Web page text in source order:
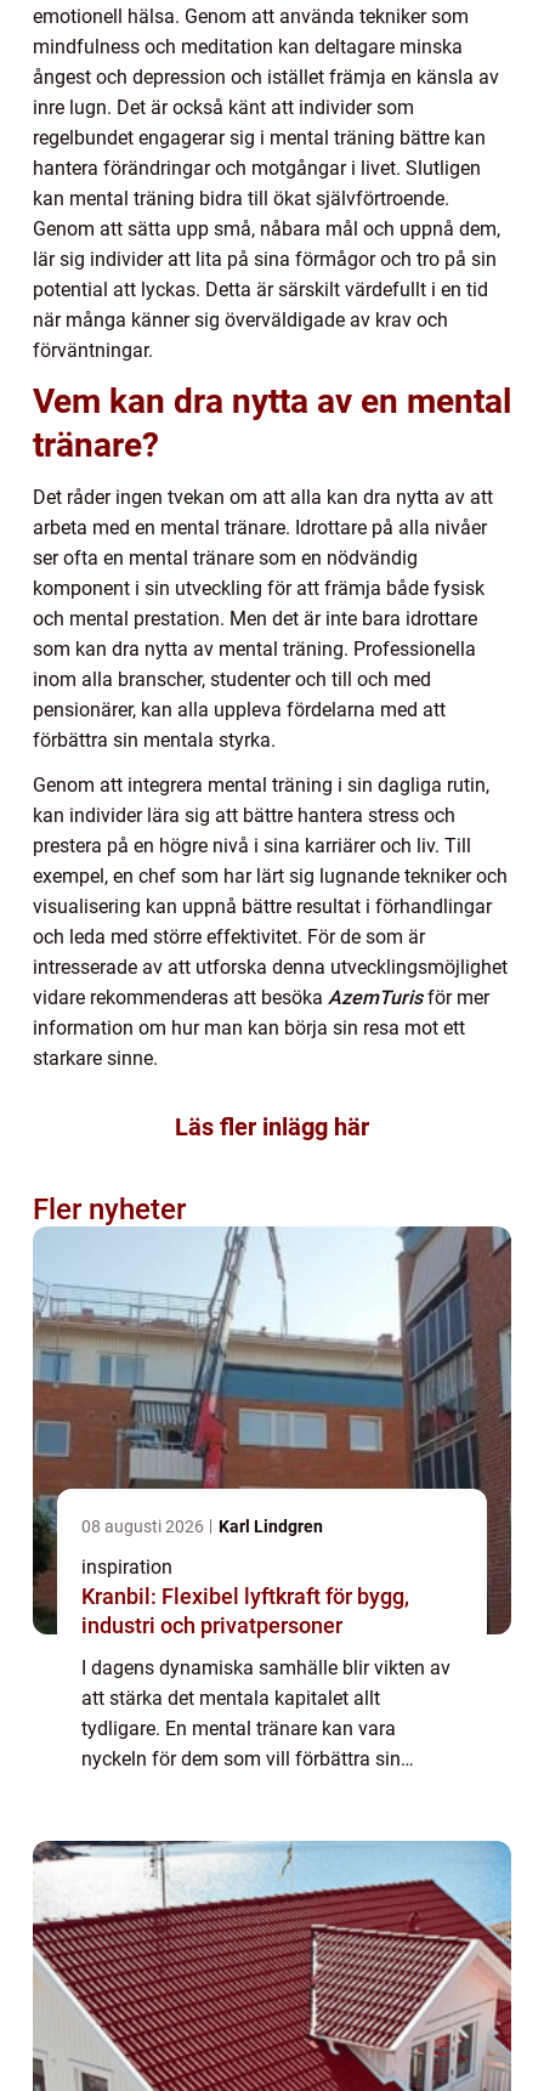
emotionell hälsa. Genom att använda tekniker som
mindfulness och meditation kan deltagare minska
ångest och depression och istället främja en känsla av
inre lugn. Det är också känt att individer som
regelbundet engagerar sig i mental träning bättre kan
hantera förändringar och motgångar i livet. Slutligen
kan mental träning bidra till ökat självförtroende.
Genom att sätta upp små, nåbara mål och uppnå dem,
lär sig individer att lita på sina förmågor och tro på sin
potential att lyckas. Detta är särskilt värdefullt i en tid
när många känner sig överväldigade av krav och
förväntningar.
Vem kan dra nytta av en mental
tränare?
Det råder ingen tvekan om att alla kan dra nytta av att
arbeta med en mental tränare. Idrottare på alla nivåer
ser ofta en mental tränare som en nödvändig
komponent i sin utveckling för att främja både fysisk
och mental prestation. Men det är inte bara idrottare
som kan dra nytta av mental träning. Professionella
inom alla branscher, studenter och till och med
pensionärer, kan alla uppleva fördelarna med att
förbättra sin mentala styrka.
Genom att integrera mental träning i sin dagliga rutin,
kan individer lära sig att bättre hantera stress och
prestera på en högre nivå i sina karriärer och liv. Till
exempel, en chef som har lärt sig lugnande tekniker och
visualisering kan uppnå bättre resultat i förhandlingar
och leda med större effektivitet. För de som är
intresserade av att utforska denna utvecklingsmöjlighet
vidare rekommenderas att besöka AzemTuris för mer
information om hur man kan börja sin resa mot ett
starkare sinne.
Läs fler inlägg här
Fler nyheter
08 augusti 2026 Karl Lindgren
inspiration
Kranbil: Flexibel lyftkraft för bygg,
industri och privatpersoner
I dagens dynamiska samhälle blir vikten av
att stärka det mentala kapitalet allt
tydligare. En mental tränare kan vara
nyckeln för dem som vill förbättra sin